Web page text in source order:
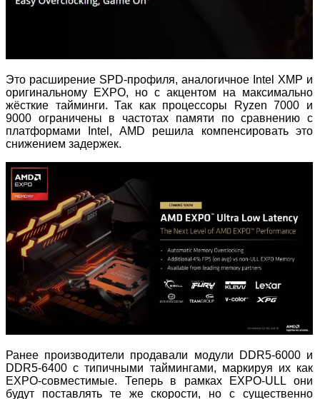
Это расширение SPD‑профиля, аналогичное Intel XMP и
оригинальному EXPO, но с акцентом на максимально
жёсткие тайминги. Так как процессоры Ryzen 7000 и
9000 ограничены в частотах памяти по сравнению с
платформами Intel, AMD решила компенсировать это
снижением задержек.
Ранее производители продавали модули DDR5‑6000 и
DDR5‑6400 с типичными таймингами, маркируя их как
EXPO‑совместимые. Теперь в рамках EXPO‑ULL они
будут поставлять те же скорости, но с существенно